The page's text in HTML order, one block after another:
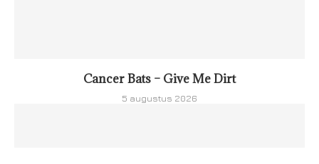
Cancer Bats – Give Me Dirt
5 augustus 2026